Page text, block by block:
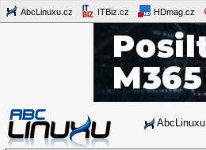
AbcLinuxu.cz ITBiz.cz HDmag.cz
AbcLinuxu